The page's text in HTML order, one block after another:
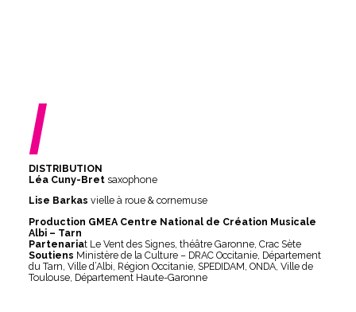
/
DISTRIBUTION
Léa Cuny-Bretsaxophone
Lise Barkas vielle à roue & cornemuse
Production GMEA Centre National de Création Musicale
Albi – Tarn
Partenariat Le Vent des Signes, théâtre Garonne, Crac Sète
Soutiens Ministère de la Culture – DRAC Occitanie, Département
du Tarn, Ville d’Albi, Région Occitanie, SPEDIDAM, ONDA, Ville de
Toulouse, Département Haute-Garonne